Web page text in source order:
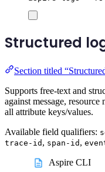
Structured
Section titled
Supports free-text and
against message,
all attribute keys/values.
Available field qualifiers:
trace-id , span-id ,
Aspire CLI